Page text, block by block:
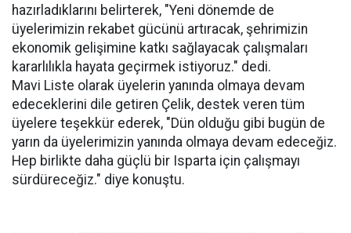
hazırladıklarını belirterek, "Yeni dönemde de
üyelerimizin rekabet gücünü artıracak, şehrimizin
ekonomik gelişimine katkı sağlayacak çalışmaları
kararlılıkla hayata geçirmek istiyoruz." dedi.
Mavi Liste olarak üyelerin yanında olmaya devam
edeceklerini dile getiren Çelik, destek veren tüm
üyelere teşekkür ederek, "Dün olduğu gibi bugün de
yarın da üyelerimizin yanında olmaya devam edeceğiz.
Hep birlikte daha güçlü bir Isparta için çalışmayı
sürdüreceğiz." diye konuştu.